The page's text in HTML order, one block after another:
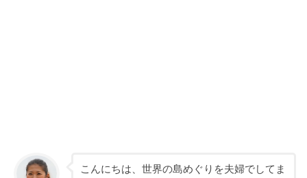
こんにちは、世界の島めぐりを夫婦でしてま